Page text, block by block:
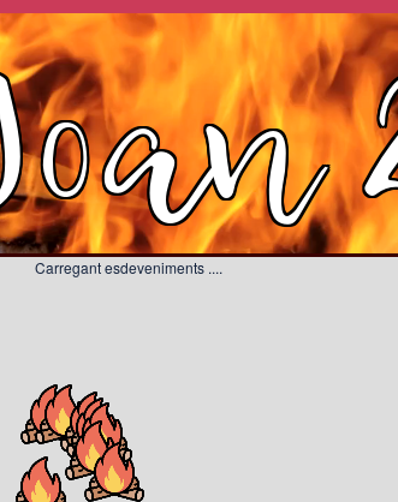
Carregant esdeveniments ....